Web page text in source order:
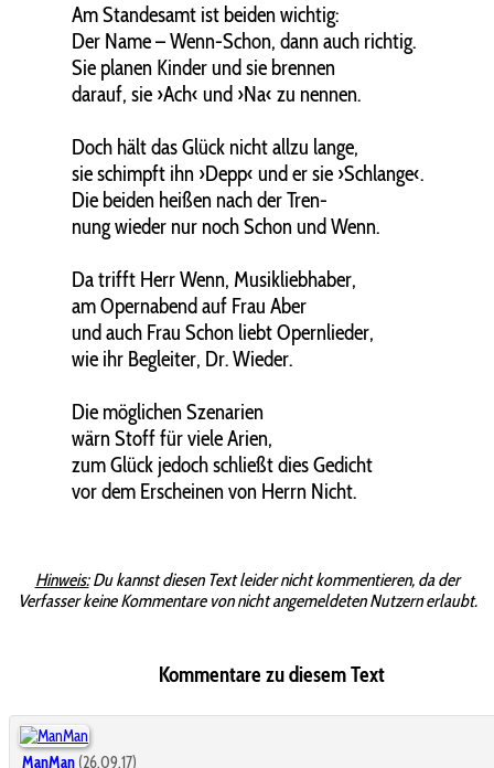
Am Standesamt ist beiden wichtig:
Der Name – Wenn-Schon, dann auch richtig.
Sie planen Kinder und sie brennen
darauf, sie ›Ach‹ und ›Na‹ zu nennen.
Doch hält das Glück nicht allzu lange,
sie schimpft ihn ›Depp‹ und er sie ›Schlange‹.
Die beiden heißen nach der Tren-
nung wieder nur noch Schon und Wenn.
Da trifft Herr Wenn, Musikliebhaber,
am Opernabend auf Frau Aber
und auch Frau Schon liebt Opernlieder,
wie ihr Begleiter, Dr. Wieder.
Die möglichen Szenarien
wärn Stoff für viele Arien,
zum Glück jedoch schließt dies Gedicht
vor dem Erscheinen von Herrn Nicht.
Hinweis:Du kannst diesen Text leider nicht kommentieren, da der
Verfasser keine Kommentare von nicht angemeldeten Nutzern erlaubt.
Kommentare zu diesem Text
ManMan (26.09.17)